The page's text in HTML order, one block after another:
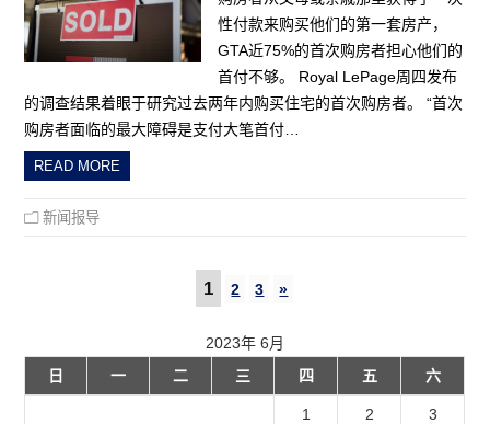
性付款来购买他们的第一套房产，
GTA近75%的首次购房者担心他们的
首付不够。 Royal LePage周四发布
的调查结果着眼于研究过去两年内购买住宅的首次购房者。 “首次
购房者面临的最大障碍是支付大笔首付…
READ MORE
新闻报导
1 2 3 »
2023年 6月
日
一 二 三 四 五 六
1 2 3